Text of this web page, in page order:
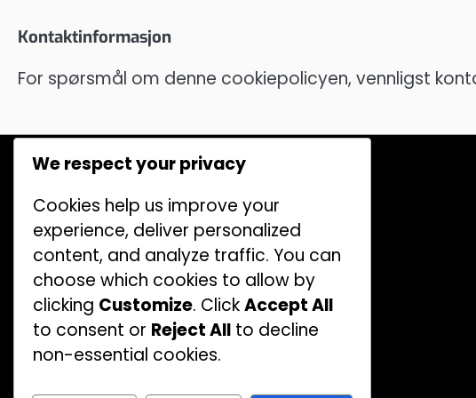
Kontaktinformasjon
For spørsmål om denne cookiepolicyen, vennligst
Skramble med en vri: Innovative regler,
lagstrategier, poengsystemer
Poengkonflikter: Løse konflikter,
Spilleransvar, Regeltolkninger
Spille fra feil tee: Straffeimplikasjoner,
Spillerstrategier, Regeltolkninger
Blandet scramble: Lagkomposisjon,
Poengregler, Spillerdynamikk
We respect your privacy
Cookies help us improve your
experience, deliver personalized
content, and analyze traffic. You can
choose which cookies to allow by
clicking Customize. ClickAccept All
to consent or Reject All to decline
non-essential cookies.